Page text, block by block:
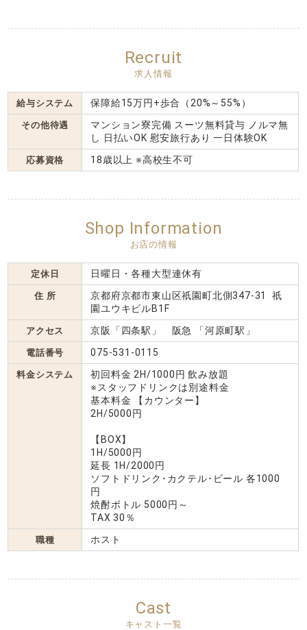
Recruit
求人情報
給与システム 保障給15万円+歩合（20%～55%）
その他待遇
マンション寮完備 スーツ無料貸与 ノルマ無
し 日払いOK 慰安旅行あり 一日体験OK
応募資格 18歳以上 ※高校生不可
Shop Information
お店の情報
定休日 日曜日・各種大型連休有
住 所
京都府京都市東山区祇園町北側347-31 祇
園ユウキビルB1F
アクセス 京阪「四条駅」 阪急 「河原町駅」
電話番号 075-531-0115
料金システム
初回料金 2H/1000円 飲み放題
※スタッフドリンクは別途料金
基本料金 【カウンター】
2H/5000円
【BOX】
1H/5000円
延長 1H/2000円
ソフトドリンク･カクテル･ビール 各1000
円
焼酎ボトル 5000円～
TAX 30％
職種 ホスト
Cast
キャスト一覧